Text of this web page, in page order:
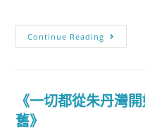
Continue Reading
《一切都從朱丹灣
舊》